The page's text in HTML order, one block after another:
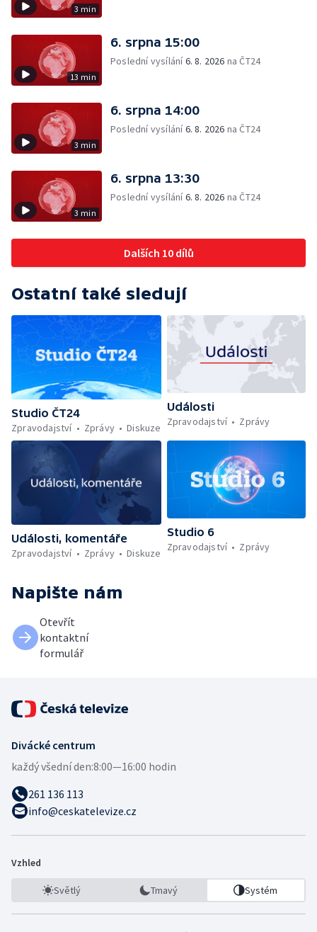
3 min
13 min
6. srpna 15:00
Poslední vysílání6. 8. 2026 na ČT24
3 min
6. srpna 14:00
Poslední vysílání6. 8. 2026 na ČT24
3 min
6. srpna 13:30
Poslední vysílání6. 8. 2026 na ČT24
Dalších 10 dílů
Ostatní také sledují
Studio ČT24
Zpravodajství
Zprávy Diskuze
Události
Zpravodajství
Zprávy
Události, komentáře
Zpravodajství
Zprávy Diskuze
Studio 6
Zpravodajství
Zprávy
Napište nám
Otevřít
kontaktní
formulář
Divácké centrum
každý všední den:8:00—16:00 hodin
261 136 113
info@ceskatelevize.cz
Vzhled
Světlý Tmavý Systém